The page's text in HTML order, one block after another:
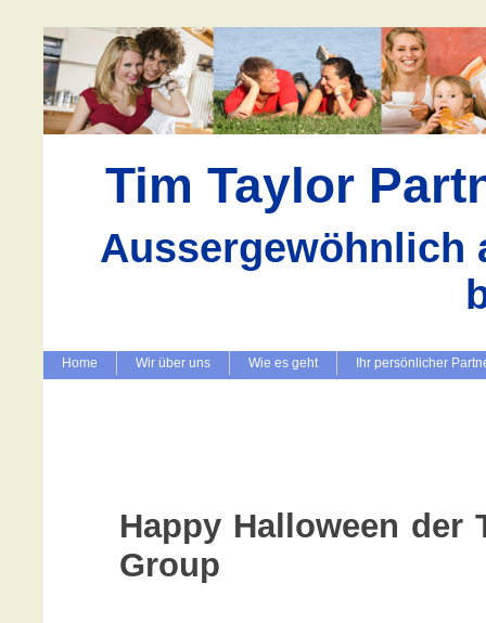
Tim Taylor
Aussergewöhnlich
Home Wir über uns Wie es geht Ihr persönlicher
Happy Halloween der
Group